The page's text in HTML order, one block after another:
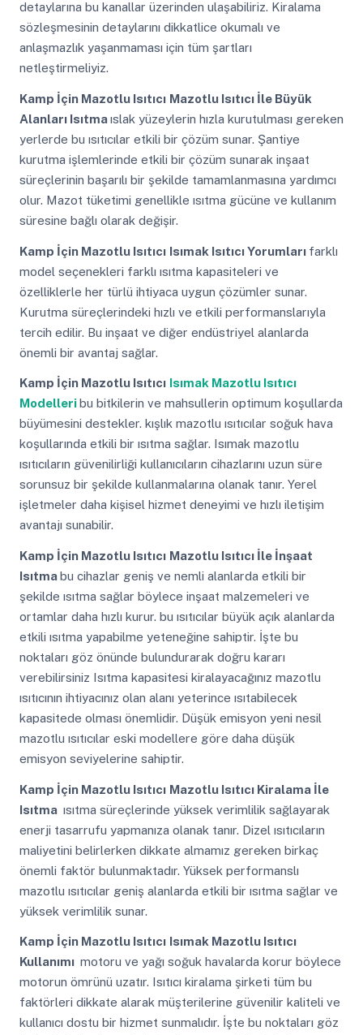
detaylarına bu kanallar üzerinden ulaşabiliriz. Kiralama
sözleşmesinin detaylarını dikkatlice okumalı ve
anlaşmazlık yaşanmaması için tüm şartları
netleştirmeliyiz.
Kamp İçin Mazotlu Isıtıcı Mazotlu Isıtıcı İle Büyük
Alanları Isıtmaıslak yüzeylerin hızla kurutulması gereken
yerlerde bu ısıtıcılar etkili bir çözüm sunar. Şantiye
kurutma işlemlerinde etkili bir çözüm sunarak inşaat
süreçlerinin başarılı bir şekilde tamamlanmasına yardımcı
olur. Mazot tüketimi genellikle ısıtma gücüne ve kullanım
süresine bağlı olarak değişir.
Kamp İçin Mazotlu Isıtıcı Isımak Isıtıcı Yorumları farklı
model seçenekleri farklı ısıtma kapasiteleri ve
özelliklerle her türlü ihtiyaca uygun çözümler sunar.
Kurutma süreçlerindeki hızlı ve etkili performanslarıyla
tercih edilir. Bu inşaat ve diğer endüstriyel alanlarda
önemli bir avantaj sağlar.
Kamp İçin Mazotlu Isıtıcı Isımak Mazotlu Isıtıcı
Modelleribu bitkilerin ve mahsullerin optimum koşullarda
büyümesini destekler. kışlık mazotlu ısıtıcılar soğuk hava
koşullarında etkili bir ısıtma sağlar. Isımak mazotlu
ısıtıcıların güvenilirliği kullanıcıların cihazlarını uzun süre
sorunsuz bir şekilde kullanmalarına olanak tanır. Yerel
işletmeler daha kişisel hizmet deneyimi ve hızlı iletişim
avantajı sunabilir.
Kamp İçin Mazotlu Isıtıcı Mazotlu Isıtıcı İle İnşaat
Isıtmabu cihazlar geniş ve nemli alanlarda etkili bir
şekilde ısıtma sağlar böylece inşaat malzemeleri ve
ortamlar daha hızlı kurur. bu ısıtıcılar büyük açık alanlarda
etkili ısıtma yapabilme yeteneğine sahiptir. İşte bu
noktaları göz önünde bulundurarak doğru kararı
verebilirsiniz Isıtma kapasitesi kiralayacağınız mazotlu
ısıtıcının ihtiyacınız olan alanı yeterince ısıtabilecek
kapasitede olması önemlidir. Düşük emisyon yeni nesil
mazotlu ısıtıcılar eski modellere göre daha düşük
emisyon seviyelerine sahiptir.
Kamp İçin Mazotlu Isıtıcı Mazotlu Isıtıcı Kiralama İle
Isıtma ısıtma süreçlerinde yüksek verimlilik sağlayarak
enerji tasarrufu yapmanıza olanak tanır. Dizel ısıtıcıların
maliyetini belirlerken dikkate almamız gereken birkaç
önemli faktör bulunmaktadır. Yüksek performanslı
mazotlu ısıtıcılar geniş alanlarda etkili bir ısıtma sağlar ve
yüksek verimlilik sunar.
Kamp İçin Mazotlu Isıtıcı Isımak Mazotlu Isıtıcı
Kullanımı motoru ve yağı soğuk havalarda korur böylece
motorun ömrünü uzatır. Isıtıcı kiralama şirketi tüm bu
faktörleri dikkate alarak müşterilerine güvenilir kaliteli ve
kullanıcı dostu bir hizmet sunmalıdır. İşte bu noktaları göz